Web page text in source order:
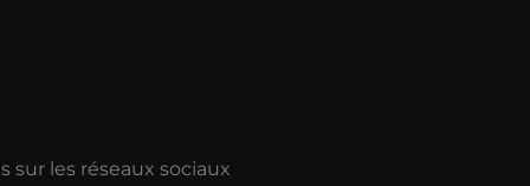
sur les réseaux sociaux